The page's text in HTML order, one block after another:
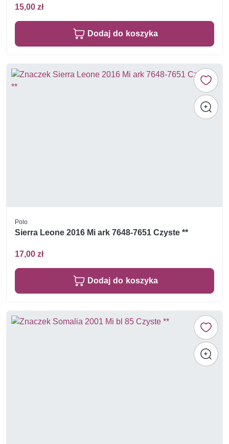
15,00 zł
Dodaj do koszyka
Polo
Sierra Leone 2016 Mi ark 7648-7651 Czyste **
17,00 zł
Dodaj do koszyka